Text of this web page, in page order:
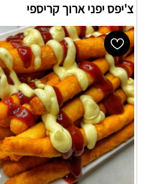
צ'יפס יפני ארוך קריספי